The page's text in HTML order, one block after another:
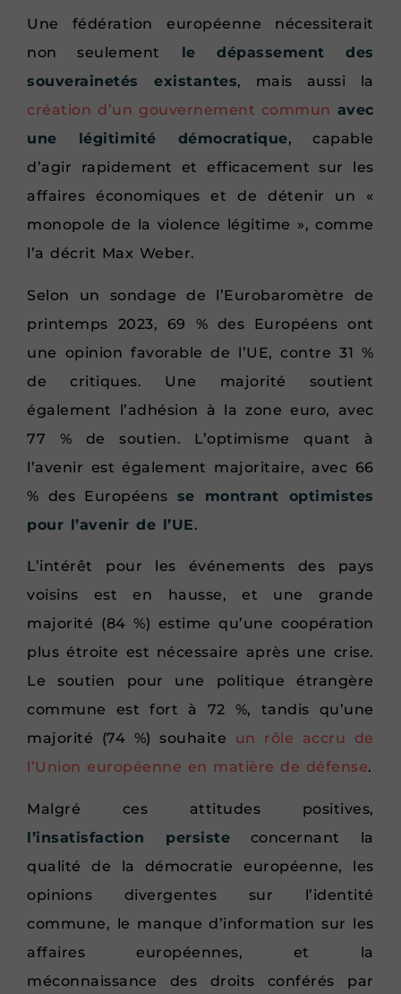
Une fédération européenne nécessiterait
non seulement
le dépassement des
souverainetés existantes, mais aussi la
création d’un gouvernement commun avec
une légitimité démocratique, capable
d’agir rapidement et efficacement sur les
affaires économiques et de détenir un «
monopole de la violence légitime », comme
l’a décrit Max Weber.
Selon un sondage de l’Eurobaromètre de
printemps 2023, 69 % des Européens ont
une opinion favorable de l’UE, contre 31 %
de critiques. Une majorité soutient
également l’adhésion à la zone euro, avec
77 % de soutien. L’optimisme quant à
l’avenir est également majoritaire, avec 66
% des Européens se montrant optimistes
pour l’avenir de l’UE.
L’intérêt pour les événements des pays
voisins est en hausse, et une grande
majorité (84 %) estime qu’une coopération
plus étroite est nécessaire après une crise.
Le soutien pour une politique étrangère
commune est fort à 72 %, tandis qu’une
majorité (74 %) souhaite un rôle accru de
l’Union européenne en matière de défense.
Malgré ces attitudes positives,
l’insatisfaction persiste concernant la
qualité de la démocratie européenne, les
opinions divergentes sur l’identité
commune, le manque d’information sur les
affaires européennes, et la
méconnaissance des droits conférés par